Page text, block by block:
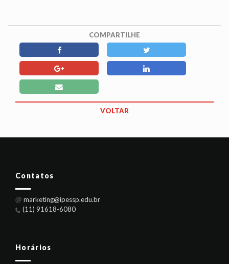
COMPARTILHE
VOLTAR
Contatos
marketing@ipessp.edu.br
(11) 91618-6080
Horários